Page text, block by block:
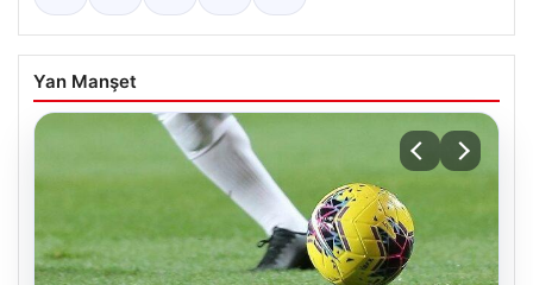
Yan Manşet